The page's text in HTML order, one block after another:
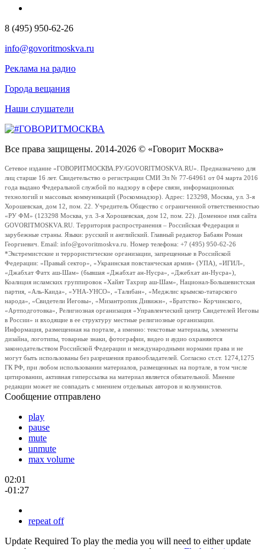
8 (495) 950-62-26
info@govoritmoskva.ru
Реклама на радио
Города вещания
Наши слушатели
Все права защищены. 2014-2026 © «Говорит Москва»
Сетевое издание «ГОВОРИТМОСКВА.РУ/GOVORITMOSKVA.RU». Предназначено для
лиц старше 16 лет. Свидетельство о регистрации СМИ Эл № 77-64961 от 04 марта 2016
года выдано Федеральной службой по надзору в сфере связи, информационных
технологий и массовых коммуникаций (Роскомнадзор). Адрес: 123298, Москва, ул. 3-я
Хорошевская, дом 12, пом. 22. Учредитель Общество с ограниченной ответственностью
«РУ ФМ» (123298 Москва, ул. 3-я Хорошевская, дом 12, пом. 22). Доменное имя сайта
GOVORITMOSKVA.RU. Территория распространения – Российская Федерация и
зарубежные страны. Языки: русский и английский. Главный редактор Бабаян Роман
Георгиевич. Email: info@govoritmoskva.ru. Номер телефона: +7 (495) 950-62-26
*Экстремистские и террористические организации, запрещенные в Российской
Федерации: «Правый сектор», «Украинская повстанческая армия» (УПА), «ИГИЛ»,
«Джабхат Фатх аш-Шам» (бывшая «Джабхат ан-Нусра», «Джебхат ан-Нусра»),
Коалиция исламских группировок «Хайят Тахрир аш-Шам», Национал-Большевистская
партия, «Аль-Каида», «УНА-УНСО», «Талибан», «Меджлис крымско-татарского
народа», «Свидетели Иеговы», «Мизантропик Дивижн», «Братство» Корчинского,
«Артподготовка», Религиозная организация «Управленческий центр Свидетелей Иеговы
в России» и входящие в ее структуру местные религиозные организации.
Информация, размещенная на портале, а именно: текстовые материалы, элементы
дизайна, логотипы, товарные знаки, фотографии, видео и аудио охраняются
законодательством Российской Федерации и международными нормами права и не
могут быть использованы без разрешения правообладателей. Согласно ст.ст. 1274,1275
ГК РФ, при любом использовании материалов, размещенных на портале, в том числе
цитировании, активная гиперссылка на материал является обязательной. Мнение
редакции может не совпадать с мнением отдельных авторов и колумнистов.
Сообщение отправлено
play
pause
mute
unmute
max volume
02:01
-01:27
repeat off
Update Required To play the media you will need to either update